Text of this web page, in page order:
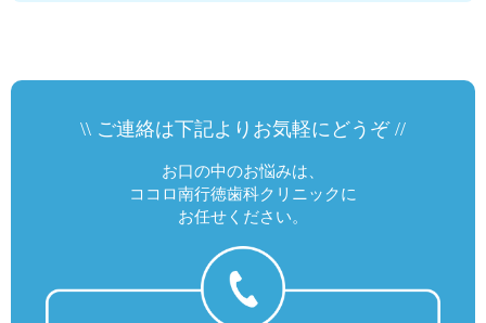
\\ ご連絡は下記よりお気軽にどうぞ //
お口の中のお悩みは、
ココロ南行徳歯科クリニックに
お任せください。